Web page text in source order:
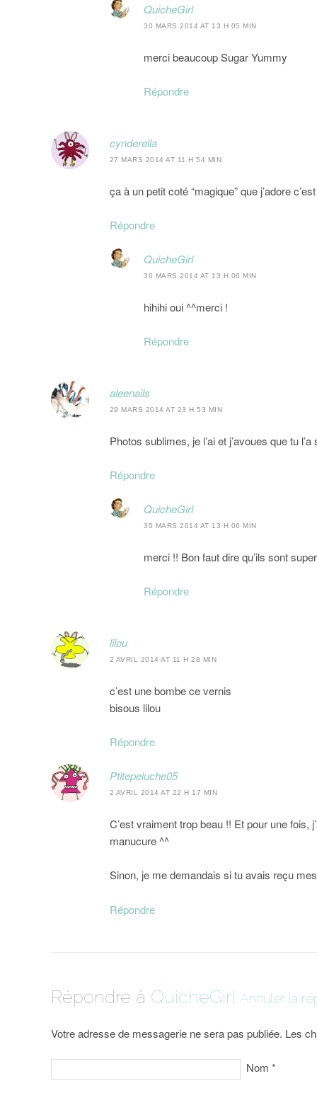
QuicheGirl
30 MARS 2014 AT 13 H 05 MIN
merci beaucoup Sugar Yummy
Répondre
cynderella
27 MARS 2014 AT 11 H 54 MIN
ça à un petit coté “magique” que j’adore
Répondre
QuicheGirl
30 MARS 2014 AT 13 H 06 MIN
hihihi oui ^^merci !
Répondre
aleenails
29 MARS 2014 AT 23 H 53 MIN
Photos sublimes, je l’ai et j’avoues que tu
Répondre
QuicheGirl
30 MARS 2014 AT 13 H 06 MIN
merci !! Bon faut dire qu’ils sont
Répondre
lilou
2 AVRIL 2014 AT 11 H 28 MIN
c’est une bombe ce vernis
bisous lilou
Répondre
Ptitepeluche05
2 AVRIL 2014 AT 22 H 17 MIN
C’est vraiment trop beau !! Et pour une
manucure ^^
Sinon, je me demandais si tu avais reçu
Répondre
Répondre à QuicheGirl Annuler la
Votre adresse de messagerie ne sera pas publiée. Les
Nom *